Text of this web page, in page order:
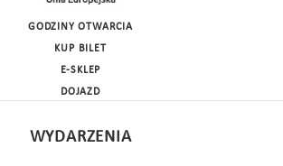
GODZINY OTWARCIA
KUP BILET
E-SKLEP
DOJAZD
WYDARZENIA